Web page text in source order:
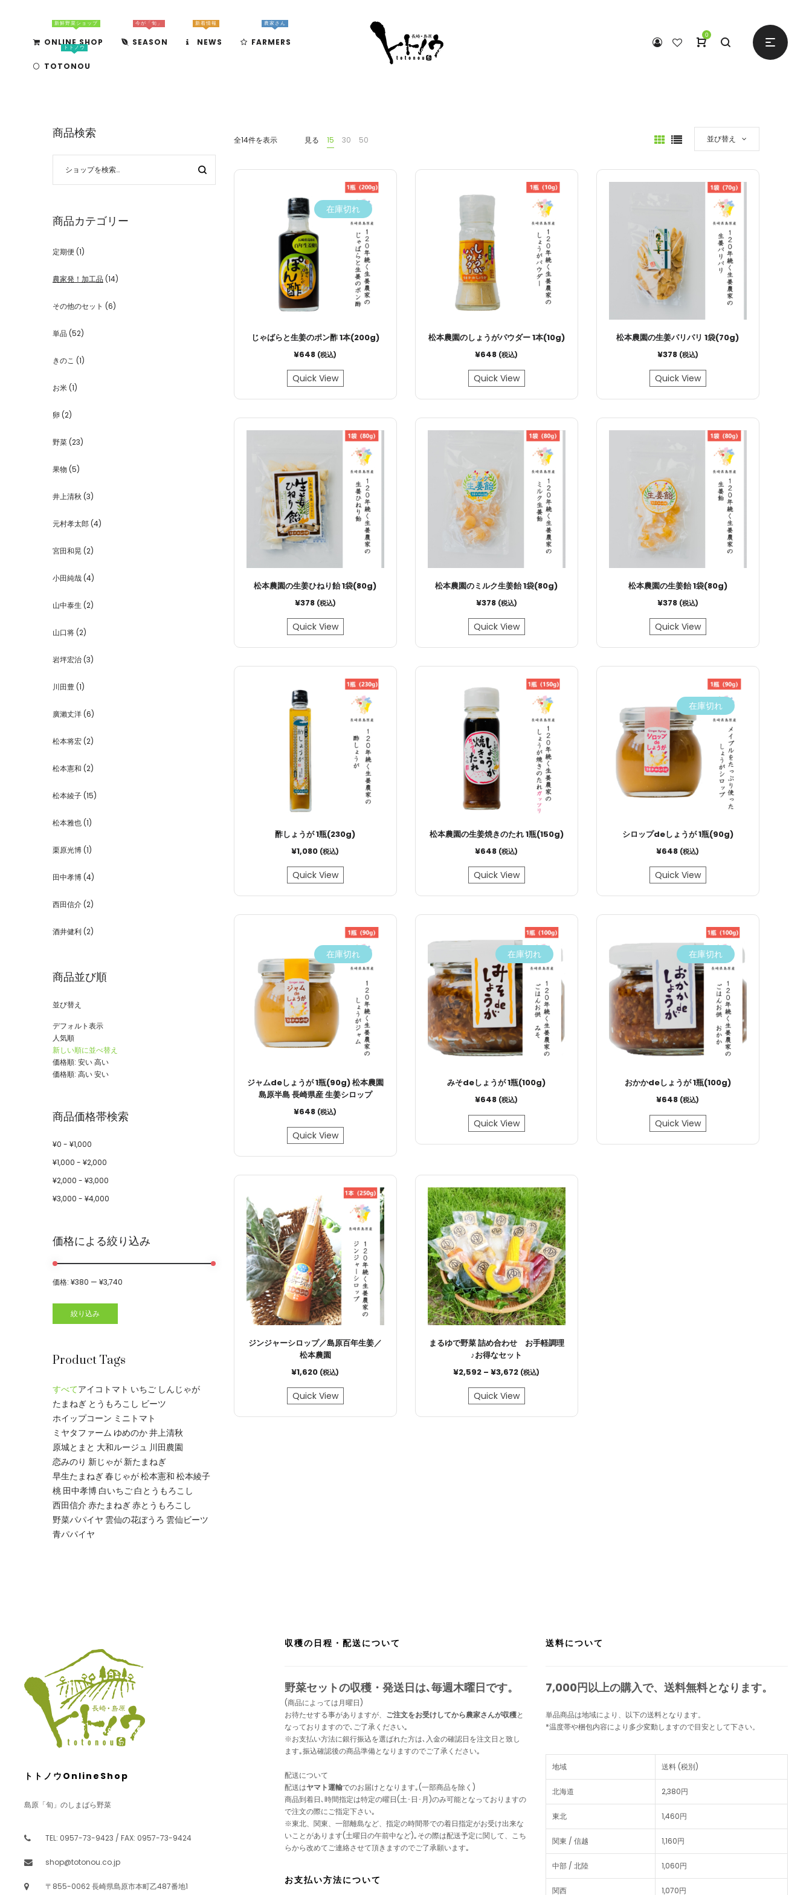
ONLINE SHOP
新鮮野菜ショップ
SEASON
今が「旬」
NEWS
新着情報
FARMERS
農家さん
TOTONOU
トトノウ
0
全14件を表示 見る 15 30 50 並び替え
在庫切れ
じゃばらと生姜のポン酢 1本(200g)
¥648 (税込)
Quick View
松本農園のしょうがパウダー 1本(10g)
¥648 (税込)
Quick View
松本農園の生姜パリパリ 1袋(70g)
¥378 (税込)
Quick View
松本農園の生姜ひねり飴 1袋(80g)
¥378 (税込)
Quick View
松本農園のミルク生姜飴 1袋(80g)
¥378 (税込)
Quick View
松本農園の生姜飴 1袋(80g)
¥378 (税込)
Quick View
酢しょうが 1瓶(230g)
¥1,080 (税込)
Quick View
松本農園の生姜焼きのたれ 1瓶(150g)
¥648 (税込)
Quick View
在庫切れ
シロップdeしょうが 1瓶(90g)
¥648 (税込)
Quick View
在庫切れ
ジャムdeしょうが 1瓶(90g) 松本農園
島原半島 長崎県産 生姜シロップ
¥648 (税込)
Quick View
在庫切れ
みそdeしょうが 1瓶(100g)
¥648 (税込)
Quick View
在庫切れ
おかかdeしょうが 1瓶(100g)
¥648 (税込)
Quick View
ジンジャーシロップ／島原百年生姜／
松本農園
¥1,620 (税込)
Quick View
まるゆで野菜 詰め合わせ お手軽調理
♪お得なセット
¥2,592 –¥3,672 (税込)
Quick View
商品検索
商品カテゴリー
定期便 (1)
農家発！加工品 (14)
その他のセット (6)
単品 (52)
きのこ (1)
お米 (1)
卵 (2)
野菜 (23)
果物 (5)
井上清秋 (3)
元村孝太郎 (4)
宮田和晃 (2)
小田純哉 (4)
山中泰生 (2)
山口将 (2)
岩坪宏治 (3)
川田豊 (1)
廣瀨丈洋 (6)
松本将宏 (2)
松本憲和 (2)
松本綾子 (15)
松本雅也 (1)
栗原光博 (1)
田中孝博 (4)
西田信介 (2)
酒井健利 (2)
商品並び順
並び替え
デフォルト表示
人気順
新しい順に並べ替え
価格順: 安い 高い
価格順: 高い 安い
商品価格帯検索
¥0 - ¥1,000
¥1,000 - ¥2,000
¥2,000 - ¥3,000
¥3,000 - ¥4,000
価格による絞り込み
絞り込み
価格: ¥380 — ¥3,740
Product Tags
すべてアイコトマト いちご しんじゃが
たまねぎ とうもろこし ビーツ
ホイップコーン ミニトマト
ミヤタファーム ゆめのか井上清秋
原城とまと 大和ルージュ 川田農園
恋みのり 新じゃが新たまねぎ
早生たまねぎ春じゃが松本憲和 松本綾子
桃 田中孝博 白いちご 白とうもろこし
西田信介 赤たまねぎ赤とうもろこし
野菜パパイヤ 雲仙の花ぼうろ 雲仙ビーツ
青パパイヤ
トトノウOnlineShop
島原「旬」のしまばら野菜
TEL: 0957-73-9423 / FAX: 0957-73-9424
shop@totonou.co.jp
〒855-0062 長崎県島原市本町乙487番地1
収穫の日程・配送について
野菜セットの収穫・発送日は､毎週木曜日です。
(商品によっては月曜日)
お待たせする事がありますが、 ご注文をお受けしてから農家さんが収穫と
なっておりますので､ご了承ください｡
※お支払い方法に銀行振込を選ばれた方は､入金の確認日を注文日と致し
ます｡振込確認後の商品準備となりますのでご了承ください｡
配送について
配送はヤマト運輸でのお届けとなります｡(一部商品を除く)
商品到着日､時間指定は特定の曜日(土･日･月)のみ可能となっておりますの
で注文の際にご指定下さい｡
※東北、関東、一部離島など、指定の時間帯での着日指定がお受け出来な
いことがあります(土曜日の午前中など)｡その際は配送予定に関して、こち
らから改めてご連絡させて頂きますのでご了承願います｡
お支払い方法について
送料について
7,000円以上の購入で、 送料無料となります。
単品商品は地域により、以下の送料となります。
*温度帯や梱包内容により多少変動しますので目安として下さい。
地域 送料 (税別)
北海道 2,380円
東北 1,460円
関東 / 信越 1,160円
中部 / 北陸 1,060円
関西 1,070円